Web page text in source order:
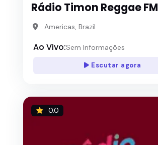
Rádio Timon Reggae FM
Americas, Brazil
Ao Vivo:Sem Informações
Escutar agora
0.0